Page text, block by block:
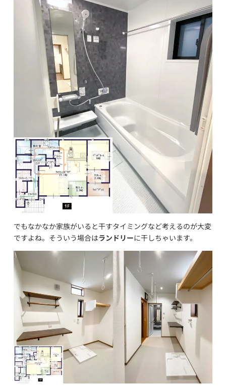
でもなかなか家族がいると干すタイミングなど考えるのが大変
ですよね。そういう場合はランドリーに干しちゃいます。